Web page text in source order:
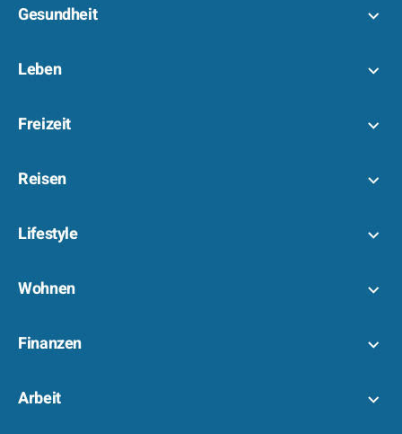
Gesundheit
Leben
Freizeit
Reisen
Lifestyle
Wohnen
Finanzen
Arbeit